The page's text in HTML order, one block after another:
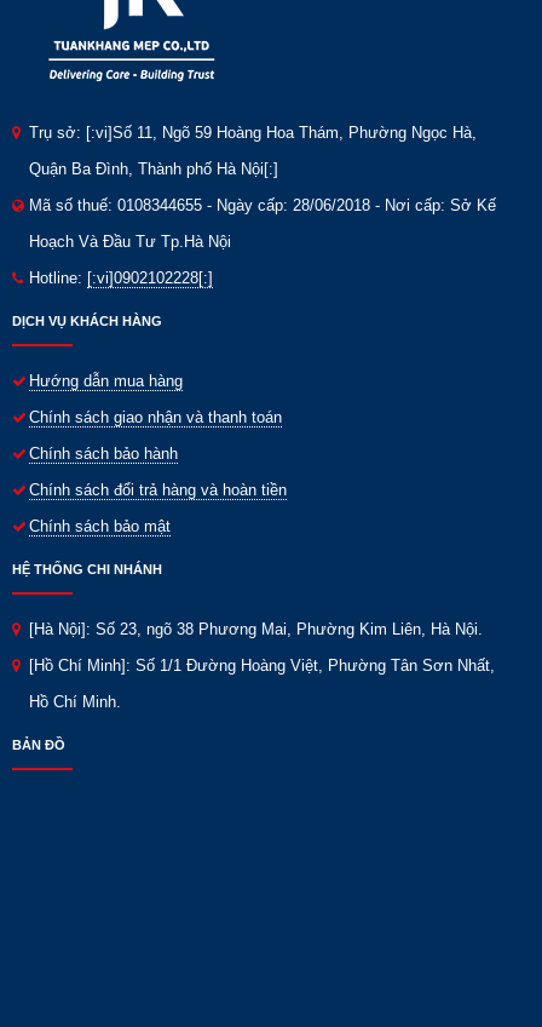
Trụ sở: [:vi]Số 11, Ngõ 59 Hoàng Hoa Thám, Phường Ngọc Hà,
Quận Ba Đình, Thành phố Hà Nội[:]
Mã số thuế: 0108344655 - Ngày cấp: 28/06/2018 - Nơi cấp: Sở Kế
Hoạch Và Đầu Tư Tp.Hà Nội
Hotline: [:vi]0902102228[:]
DỊCH VỤ KHÁCH HÀNG
Hướng dẫn mua hàng
Chính sách giao nhận và thanh toán
Chính sách bảo hành
Chính sách đổi trả hàng và hoàn tiền
Chính sách bảo mật
HỆ THỐNG CHI NHÁNH
[Hà Nội]: Số 23, ngõ 38 Phương Mai, Phường Kim Liên, Hà Nội.
[Hồ Chí Minh]: Số 1/1 Đường Hoàng Việt, Phường Tân Sơn Nhất,
Hồ Chí Minh.
BẢN ĐỒ